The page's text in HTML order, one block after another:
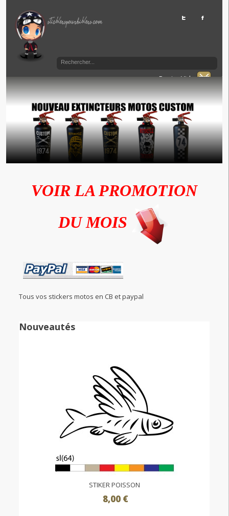
Panier Vide
VOIR LA PROMOTION
DU MOIS
Tous vos stickers motos en CB et paypal
Nouveautés
STIKER POISSON
8,00 €